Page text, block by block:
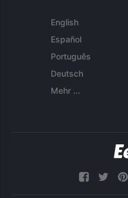
English
Español
Português
Deutsch
Mehr ...